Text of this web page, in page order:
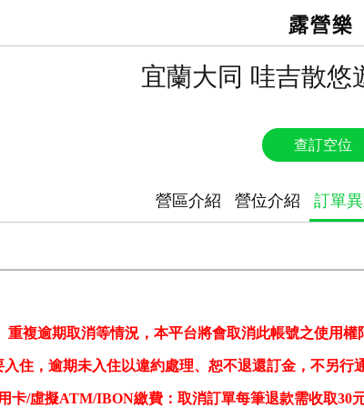
露營樂
宜蘭大同 哇吉散悠
查訂空位
營區介紹 營位介紹 訂單
複逾期取消等情況，本平台將會取消此帳號之使用權
入住，逾期未入住以違約處理、恕不退還訂金，不另行
卡/虛擬ATM/IBON繳費： 取消訂單每筆退款需收取30